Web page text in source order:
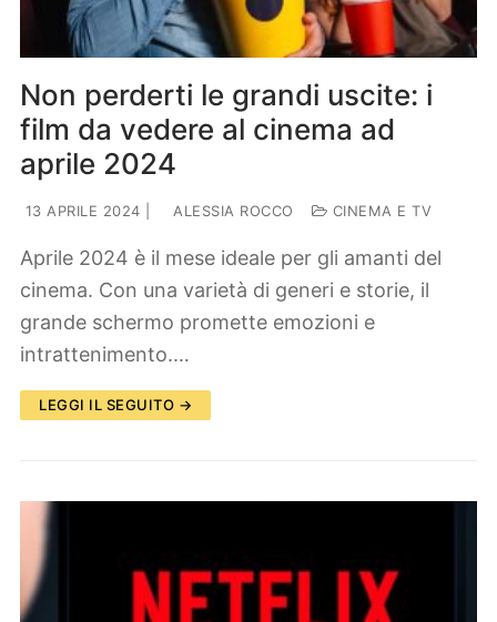
Non perderti le grandi uscite: i
film da vedere al cinema ad
aprile 2024
13 APRILE 2024 ALESSIA ROCCO CINEMA E TV
Aprile 2024 è il mese ideale per gli amanti del
cinema. Con una varietà di generi e storie, il
grande schermo promette emozioni e
intrattenimento.…
LEGGI IL SEGUITO →